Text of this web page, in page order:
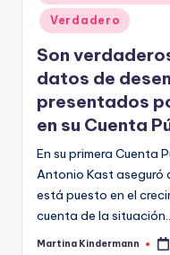
en
Verdadero
Son
datos de
presentados
en su Cuenta
En su primera Cuenta
Antonio Kast aseguró
está puesto en el
cuenta de la
Publicado
Martina Kindermann